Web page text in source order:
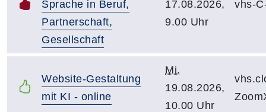
Sprache in Beruf,
Partnerschaft,
Gesellschaft
17.08.2026,
9.00 Uhr
vhs-
Website-Gestaltung
mit KI - online
Mi.
19.08.2026,
10.00 Uhr